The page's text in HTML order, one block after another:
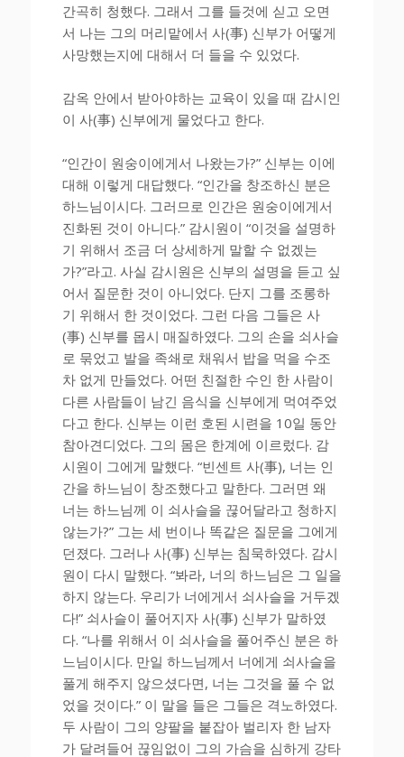
간곡히 청했다. 그래서 그를 들것에 싣고 오면
서 나는 그의 머리맡에서 사(事) 신부가 어떻게
사망했는지에 대해서 더 들을 수 있었다.
감옥 안에서 받아야하는 교육이 있을 때 감시인
이 사(事) 신부에게 물었다고 한다.
“인간이 원숭이에게서 나왔는가?” 신부는 이에
대해 이렇게 대답했다. “인간을 창조하신 분은
하느님이시다. 그러므로 인간은 원숭이에게서
진화된 것이 아니다.” 감시원이 “이것을 설명하
기 위해서 조금 더 상세하게 말할 수 없겠는
가?”라고. 사실 감시원은 신부의 설명을 듣고 싶
어서 질문한 것이 아니었다. 단지 그를 조롱하
기 위해서 한 것이었다. 그런 다음 그들은 사
(事) 신부를 몹시 매질하였다. 그의 손을 쇠사슬
로 묶었고 발을 족쇄로 채워서 밥을 먹을 수조
차 없게 만들었다. 어떤 친절한 수인 한 사람이
다른 사람들이 남긴 음식을 신부에게 먹여주었
다고 한다. 신부는 이런 호된 시련을 10일 동안
참아견디었다. 그의 몸은 한계에 이르렀다. 감
시원이 그에게 말했다. “빈센트 사(事), 너는 인
간을 하느님이 창조했다고 말한다. 그러면 왜
너는 하느님께 이 쇠사슬을 끊어달라고 청하지
않는가?” 그는 세 번이나 똑같은 질문을 그에게
던졌다. 그러나 사(事) 신부는 침묵하였다. 감시
원이 다시 말했다. “봐라, 너의 하느님은 그 일을
하지 않는다. 우리가 너에게서 쇠사슬을 거두겠
다!” 쇠사슬이 풀어지자 사(事) 신부가 말하였
다. “나를 위해서 이 쇠사슬을 풀어주신 분은 하
느님이시다. 만일 하느님께서 너에게 쇠사슬을
풀게 해주지 않으셨다면, 너는 그것을 풀 수 없
었을 것이다.” 이 말을 들은 그들은 격노하였다.
두 사람이 그의 양팔을 붙잡아 벌리자 한 남자
가 달려들어 끊임없이 그의 가슴을 심하게 강타